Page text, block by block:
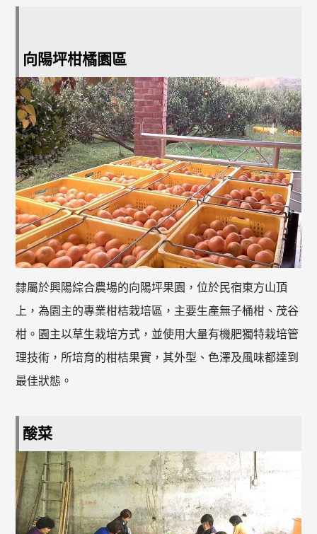
向陽坪柑橘園區
隸屬於興陽綜合農場的向陽坪果園，位於民宿東方山頂
上，為園主的專業柑桔栽培區，主要生產無子桶柑、茂谷
柑。園主以草生栽培方式，並使用大量有機肥獨特栽培管
理技術，所培育的柑桔果實，其外型、色澤及風味都達到
最佳狀態。
酸菜